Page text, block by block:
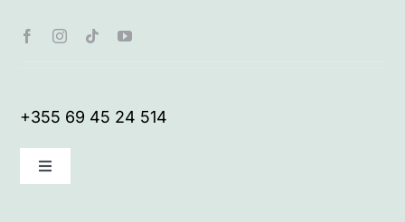
+355 69 45 24 514
Toggle